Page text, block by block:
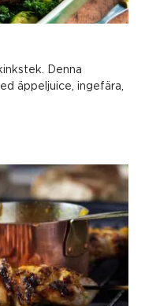
Denna
äppeljuice, ingefära,